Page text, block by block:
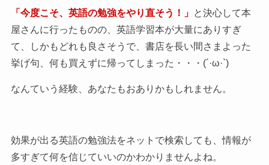
「今度こそ、英語の勉強をやり直そう！」 と決心して本
屋さんに行ったものの、英語学習本が大量にありすぎ
て、しかもどれも良さそうで、書店を長い間さまよった
挙げ句、何も買えずに帰ってしまった・・・(´·ω·`)
なんていう経験、あなたもおありかもしれません。
効果が出る英語の勉強法をネットで検索しても、情報が
多すぎて何を信じていいのかわかりませんよね。